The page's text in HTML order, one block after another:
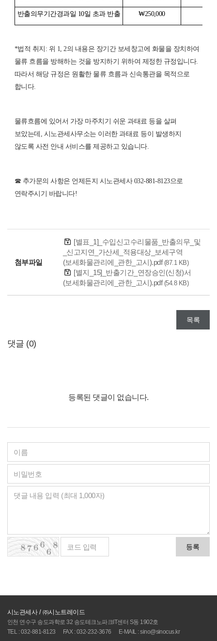
반출의무기간경과일 10일 초과 반출 ₩250,000
*법적 취지: 위 1, 2의 내용은 장기간 보세창고에 화물을 장치하여
물류 흐름을 방해하는 것을 방지하기 위하여 제정한 규정입니다.
따라서 해당 규정은 원활한 물류 흐름과 신속통관을 목적으로
합니다.
물류흐름에 있어서 가장 마주치기 쉬운 과태료 등을 살펴
보았는데, 시노관세사무소는 이러한 과태료 등이 발생하지
않도록 사전 안내 서비스를 제공하고 있습니다.
☎ 추가문의 사항은 언제든지 시노관세사 032-881-8123으로
연락주시기 바랍니다!
첨부파일
[별표_1]_수입신고수리물품_반출의무_및
_신고지연_가산세_적용대상_보세구역
(보세화물관리에_관한_고시).pdf(87.1 KB)
[별지_15]_반출기간_연장승인(신청)서
(보세화물관리에_관한_고시).pdf(54.8 KB)
목록
댓글 (0)
등록된 댓글이 없습니다.
등록
시노관세사 / ㈜시노트레이드
인천 연수구 송도과학로 32 송도테크노파크IT센터 S동 1902호
TEL : 032-881-8123
FAX : 032-232-3676 E-MAIL : sino@sinocus.kr